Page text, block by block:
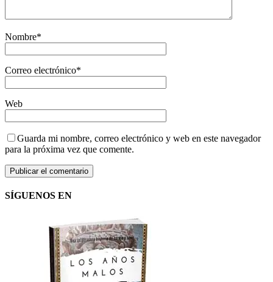
Nombre*
Correo electrónico*
Web
Guarda mi nombre, correo electrónico y web en este navegador
para la próxima vez que comente.
SÍGUENOS EN